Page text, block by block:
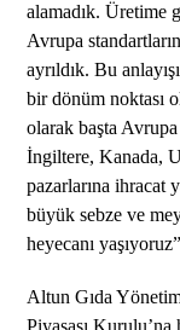
alamadık. Üretime
Avrupa
ayrıldık. Bu
bir dönüm noktası
olarak başta
İngiltere, Kanada,
pazarlarına ihracat
büyük sebze ve
heyecanı
Altun Gıda